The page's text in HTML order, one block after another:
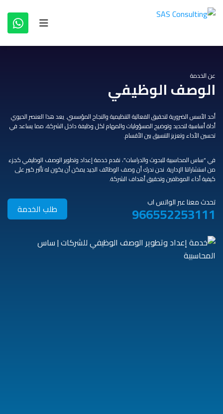
عن الخدمة
الوصف الوظيفي
أحد الأسس الضرورية لتحقيق الفعالية التنظيمية والنجاح المؤسسي. يعد هذا العنصر الحيوي
أداة أساسية لتحديد وتوضيح المسؤوليات والمهام لكل وظيفة داخل الشركة، مما يساعد في
تحسين الأداء وتعزيز التنسيق بين الأقسام.
في “ساس المحاسبية للبحوث والدراسات”، نقدم خدمة إعداد وتطوير الوصف الوظيفي كجزء
من استشاراتنا الإدارية. نحن ندرك أن وصف الوظائف الجيد يمكن أن يكون له تأثير كبير على
كيفية أداء الموظفين وتحقيق أهداف الشركة.
تحدث معنا عبر الواتس اب
966552253111 طلب الخدمة